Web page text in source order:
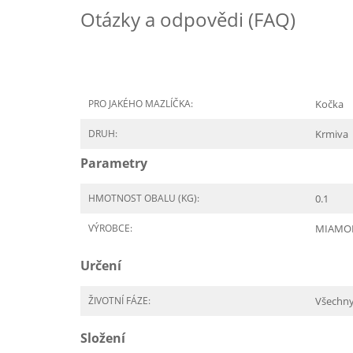
Otázky a odpovědi (FAQ)
PRO JAKÉHO MAZLÍČKA: Kočka
DRUH: Krmiva
Parametry
HMOTNOST OBALU (KG): 0.1
VÝROBCE:
Určení
ŽIVOTNÍ FÁZE:
Složení